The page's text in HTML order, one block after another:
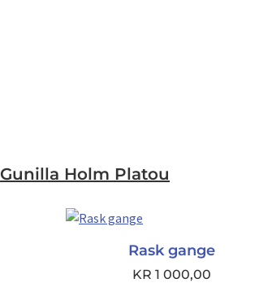
Gunilla Holm Platou
Rask gange
KR 1 000,00